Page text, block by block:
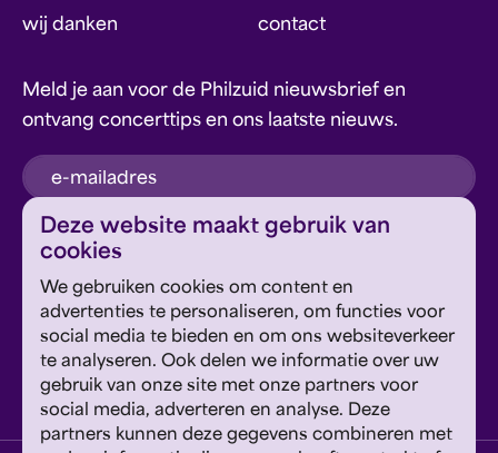
Deze website maakt gebruik van
cookies
We gebruiken cookies om content en
advertenties te personaliseren, om functies voor
social media te bieden en om ons websiteverkeer
te analyseren. Ook delen we informatie over uw
gebruik van onze site met onze partners voor
social media, adverteren en analyse. Deze
partners kunnen deze gegevens combineren met
wij danken contact
Meld je aan voor de Philzuid nieuwsbrief en
ontvang concerttips en ons laatste nieuws.
inschrijven
Google's Privacyverklaring en Servicevoorwaarden
van toepassing.
Geef om Philzuid en steun ons!
steun ons